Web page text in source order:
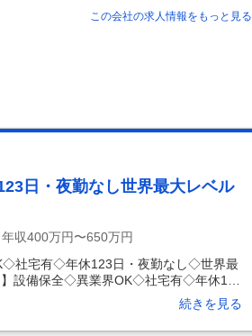
この会社の求人情報をもっと見る
日・夜勤なし世界最大レベル
年収400万円〜650万円
社宅有◇年休123日・夜勤なし◇世界最
設備保全◇異業界OK◇社宅有◇年休123
【具体的な仕事内容】 ＜Santenでお馴
しやすい環境◎年休123日／長期休暇あ
他都道府県からのご応募も歓迎いたし
続きを見る